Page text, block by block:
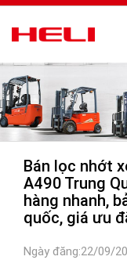
Bán lọc nhớt
A490 Trung
hàng nhanh,
quốc, giá ưu
Ngày đăng:22/09/